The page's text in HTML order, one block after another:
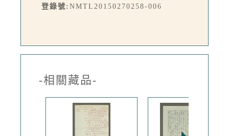
登錄號: NMTL20150270258-006
-相關藏品-